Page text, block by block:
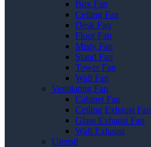
Box Fan
Ceiling Fan
Desk Fan
Floor Fan
Misty Fan
Stand Fan
Tower Fan
Wall Fan
Ventilating Fan
Cabinet Fan
Ceiling Exhaust Fan
Glass Exhaust Fan
Wall Exhaust
Utensil